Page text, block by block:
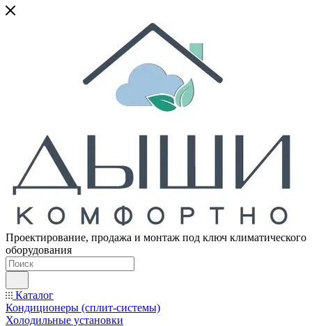
Проектирование, продажа и монтаж под ключ климатического
оборудования
Каталог
Кондиционеры (сплит-системы)
Холодильные установки